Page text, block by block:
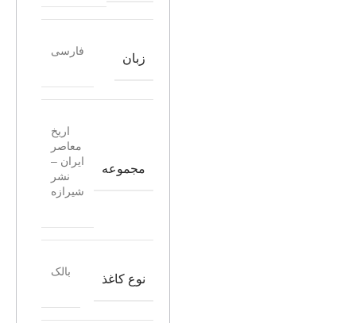
زبان
فارسی
مجموعه
اریخ
معاصر
ایران –
نشر
شیرازه
نوع کاغذ
بالک